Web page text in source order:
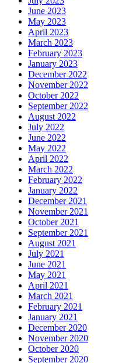
June 2023
May 2023
April 2023
March 2023
February 2023
January 2023
December 2022
November 2022
October 2022
September 2022
August 2022
July 2022
June 2022
May 2022
April 2022
March 2022
February 2022
January 2022
December 2021
November 2021
October 2021
September 2021
August 2021
July 2021
June 2021
May 2021
April 2021
March 2021
February 2021
January 2021
December 2020
November 2020
October 2020
September 2020